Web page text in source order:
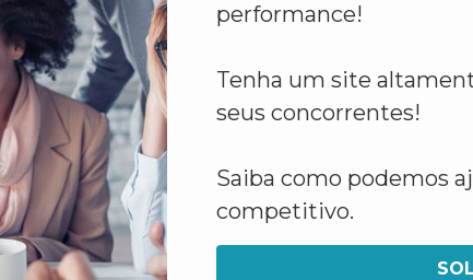
performance!
Tenha um site
seus concorrentes!
Saiba como podemos
competitivo.